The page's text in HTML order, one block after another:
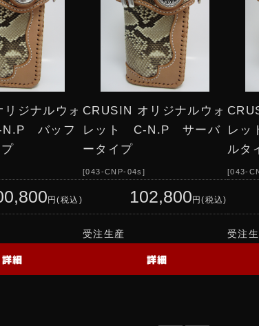
ジナルウォ
バッフ
円(税込)
詳細
CRUSIN オリジナルウォ
レット C-N.P サーバ
ータイプ
043-CNP-04s
102,800 円(税込)
受注生産
詳細
レ
ルタ
043-
受注